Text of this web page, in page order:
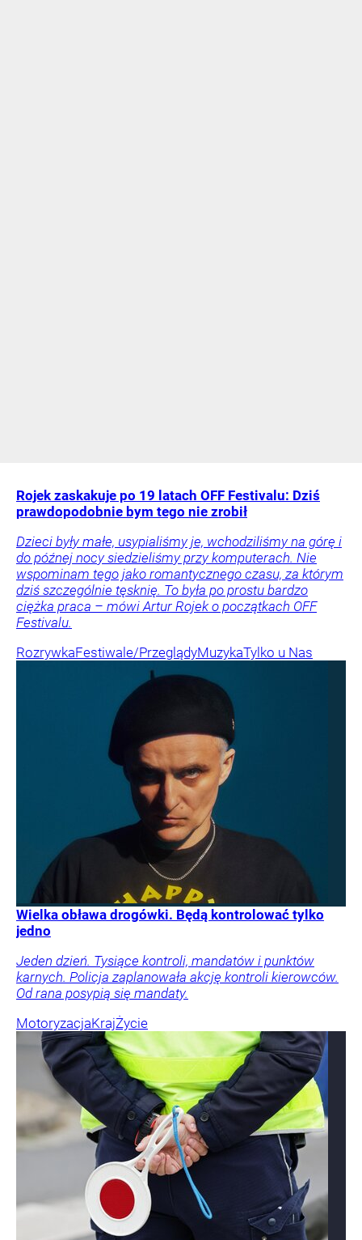
Rojek zaskakuje po 19 latach OFF Festivalu: Dziś
prawdopodobnie bym tego nie zrobił
Dzieci były małe, usypialiśmy je, wchodziliśmy na górę i
do późnej nocy siedzieliśmy przy komputerach. Nie
wspominam tego jako romantycznego czasu, za którym
dziś szczególnie tęsknię. To była po prostu bardzo
ciężka praca – mówi Artur Rojek o początkach OFF
Festivalu.
RozrywkaFestiwale/PrzeglądyMuzykaTylko u Nas
Wielka obława drogówki. Będą kontrolować tylko
jedno
Jeden dzień. Tysiące kontroli, mandatów i punktów
karnych. Policja zaplanowała akcję kontroli kierowców.
Od rana posypią się mandaty.
MotoryzacjaKrajŻycie